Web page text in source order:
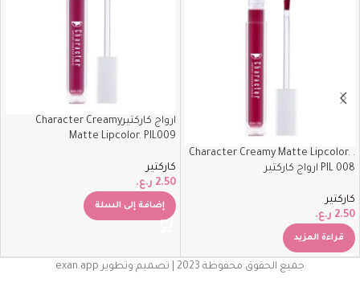
. Character Creamy Matte Lipcolor.
PIL 008 ارواج كاركتير
كاركتير
2.50 ر.ع.
قراءة المزيد
ارواج كاركتيرCharacter Creamy
Matte Lipcolor. PIL009
كاركتير
2.50 ر.ع.
إضافة إلى السلة
جميع الحقوق محفوظة 2023 | تصميم وتطوير exan.app